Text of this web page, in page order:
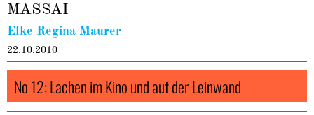
Essays
Reviews
Archiv
MASSAI
Elke Regina Maurer
22.10.2010
No 12: Lachen im Kino und auf der Leinwand